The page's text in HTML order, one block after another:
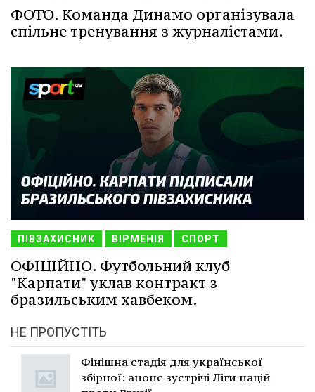
ФОТО. Команда Динамо організувала
спільне тренування з журналістами.
ПІВЗАХИСНИК ВІРМЕНІЯ СПОРТ
ОФІЦІЙНО. Футбольний клуб
"Карпати" уклав контракт з
бразильським хавбеком.
НЕ ПРОПУСТІТЬ
Фінішна стадія для української
збірної: анонс зустрічі Ліги націй